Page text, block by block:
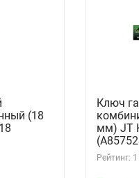
(18
Ключ
мм) JT
Рейтинг: 1